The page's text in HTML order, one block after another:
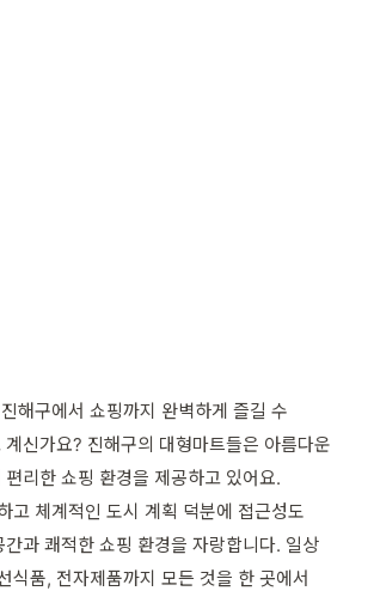
해구에서 쇼핑까지 완벽하게 즐길 수
신가요? 진해구의 대형마트들은 아름다운
리한 쇼핑 환경을 제공하고 있어요.
고 체계적인 도시 계획 덕분에 접근성도
과 쾌적한 쇼핑 환경을 자랑합니다. 일상
식품, 전자제품까지 모든 것을 한 곳에서